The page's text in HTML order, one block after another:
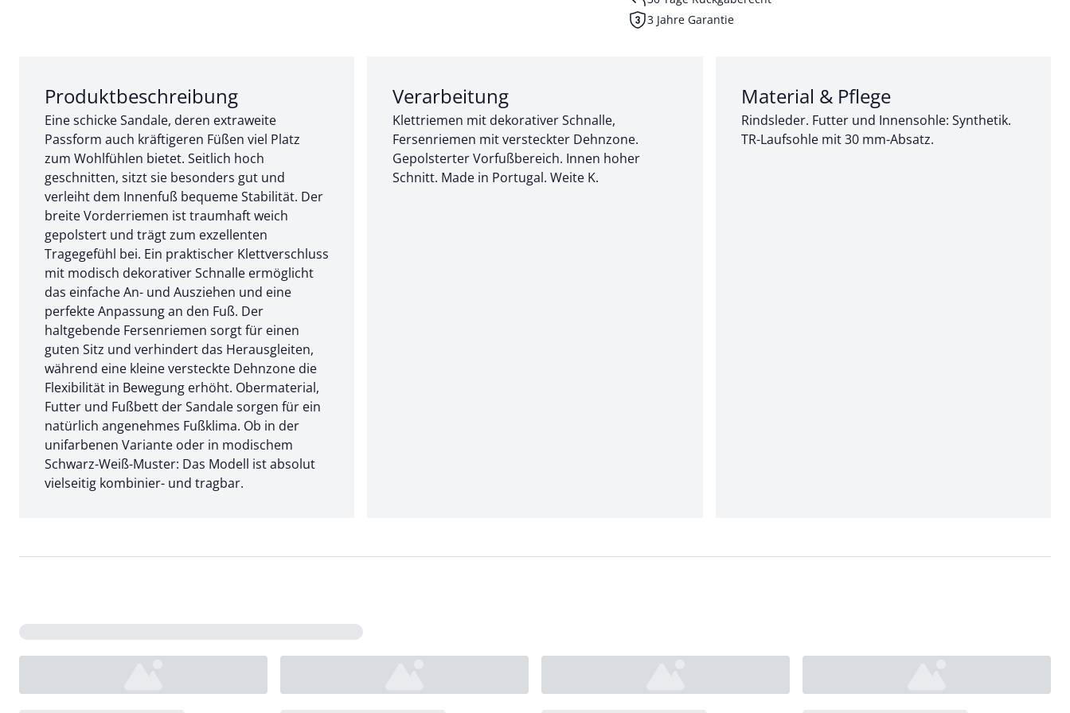
3 Jahre Garantie
Abschnitt 1 von 3:
Produktbeschreibung
Eine schicke Sandale, deren extraweite
Passform auch kräftigeren Füßen viel Platz
zum Wohlfühlen bietet. Seitlich hoch
geschnitten, sitzt sie besonders gut und
verleiht dem Innenfuß bequeme Stabilität. Der
breite Vorderriemen ist traumhaft weich
gepolstert und trägt zum exzellenten
Tragegefühl bei. Ein praktischer Klettverschluss
mit modisch dekorativer Schnalle ermöglicht
das einfache An- und Ausziehen und eine
perfekte Anpassung an den Fuß. Der
haltgebende Fersenriemen sorgt für einen
guten Sitz und verhindert das Herausgleiten,
während eine kleine versteckte Dehnzone die
Flexibilität in Bewegung erhöht. Obermaterial,
Futter und Fußbett der Sandale sorgen für ein
natürlich angenehmes Fußklima. Ob in der
unifarbenen Variante oder in modischem
Schwarz-Weiß-Muster: Das Modell ist absolut
vielseitig kombinier- und tragbar.
Abschnitt 2 von 3:
Verarbeitung
Klettriemen mit dekorativer Schnalle,
Fersenriemen mit versteckter Dehnzone.
Gepolsterter Vorfußbereich. Innen hoher
Schnitt. Made in Portugal. Weite K.
Abschnitt 3 von 3:
Material & Pflege
Rindsleder. Futter und Innensohle: Synthetik.
TR-Laufsohle mit 30 mm-Absatz.